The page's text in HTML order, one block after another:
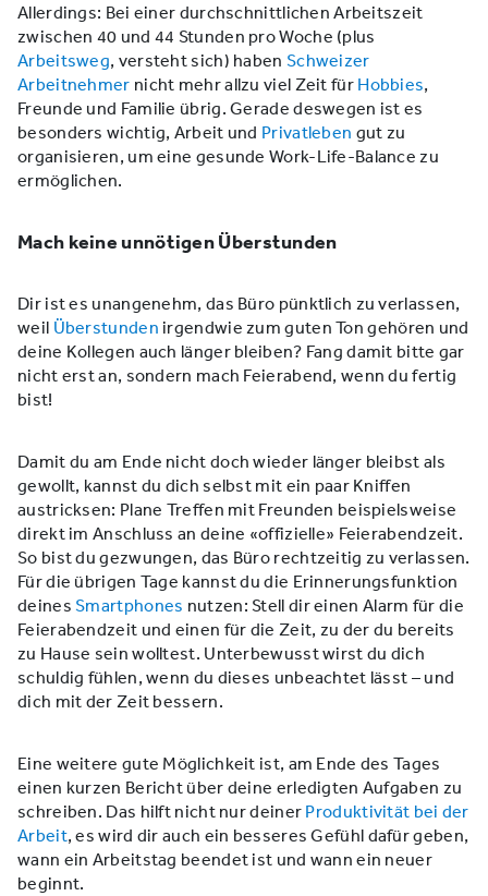
Allerdings: Bei einer durchschnittlichen Arbeitszeit
zwischen 40 und 44 Stunden pro Woche (plus
Arbeitsweg, versteht sich) haben Schweizer
Arbeitnehmer nicht mehr allzu viel Zeit für Hobbies,
Freunde und Familie übrig. Gerade deswegen ist es
besonders wichtig, Arbeit und Privatleben gut zu
organisieren, um eine gesunde Work-Life-Balance zu
ermöglichen.
Mach keine unnötigen Überstunden
Dir ist es unangenehm, das Büro pünktlich zu verlassen,
weil Überstunden irgendwie zum guten Ton gehören und
deine Kollegen auch länger bleiben? Fang damit bitte gar
nicht erst an, sondern mach Feierabend, wenn du fertig
bist!
Damit du am Ende nicht doch wieder länger bleibst als
gewollt, kannst du dich selbst mit ein paar Kniffen
austricksen: Plane Treffen mit Freunden beispielsweise
direkt im Anschluss an deine «offizielle» Feierabendzeit.
So bist du gezwungen, das Büro rechtzeitig zu verlassen.
Für die übrigen Tage kannst du die Erinnerungsfunktion
deinesSmartphones nutzen: Stell dir einen Alarm für die
Feierabendzeit und einen für die Zeit, zu der du bereits
zu Hause sein wolltest. Unterbewusst wirst du dich
schuldig fühlen, wenn du dieses unbeachtet lässt – und
dich mit der Zeit bessern.
Eine weitere gute Möglichkeit ist, am Ende des Tages
einen kurzen Bericht über deine erledigten Aufgaben zu
schreiben. Das hilft nicht nur deiner Produktivität bei der
Arbeit, es wird dir auch ein besseres Gefühl dafür geben,
wann ein Arbeitstag beendet ist und wann ein neuer
beginnt.